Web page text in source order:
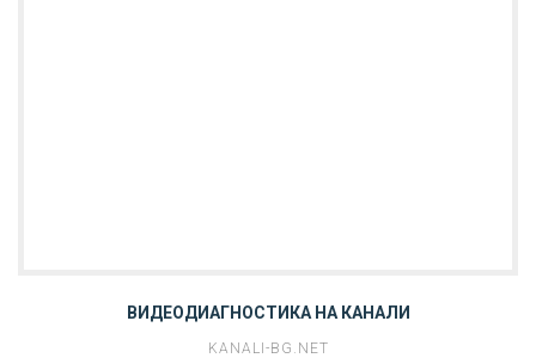
ВИДЕОДИАГНОСТИКА НА КАНАЛИ
KANALI-BG.NET